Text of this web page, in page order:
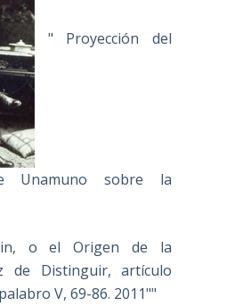
" Proyección del
Unamuno sobre la
o el Origen de la
de Distinguir, artículo
V, 69-86. 2011""